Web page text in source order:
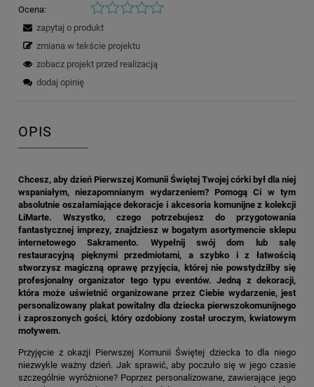
Ocena:
zapytaj o produkt
zmiana w tekście projektu
zobacz projekt przed realizacją
dodaj opinię
OPIS
Chcesz, aby dzień Pierwszej Komunii Świętej Twojej córki był dla niej
wspaniałym, niezapomnianym wydarzeniem? Pomogą Ci w tym
absolutnie oszałamiające dekoracje i akcesoria komunijne z kolekcji
LiMarte. Wszystko, czego potrzebujesz do przygotowania
fantastycznej imprezy, znajdziesz w bogatym asortymencie sklepu
internetowego Sakramento. Wypełnij swój dom lub salę
restauracyjną pięknymi przedmiotami, a szybko i z łatwością
stworzysz magiczną oprawę przyjęcia, której nie powstydziłby się
profesjonalny organizator tego typu eventów. Jedną z dekoracji,
która może uświetnić organizowane przez Ciebie wydarzenie, jest
personalizowany plakat powitalny dla dziecka pierwszokomunijnego
i zaproszonych gości, który ozdobiony został uroczym, kwiatowym
motywem.
Przyjęcie z okazji Pierwszej Komunii Świętej dziecka to dla niego
niezwykle ważny dzień. Jak sprawić, aby poczuło się w jego czasie
szczególnie wyróżnione? Poprzez personalizowane, zawierające jego